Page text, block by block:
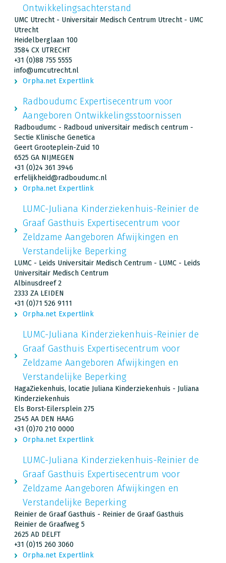
Ontwikkelingsachterstand
UMC Utrecht - Universitair Medisch Centrum Utrecht - UMC
Utrecht
Heidelberglaan 100
3584 CX UTRECHT
+31 (0)88 755 5555
info@umcutrecht.nl
Orpha.net Expertlink
Radboudumc Expertisecentrum voor
Aangeboren Ontwikkelingsstoornissen
Radboudumc - Radboud universitair medisch centrum -
Sectie Klinische Genetica
Geert Grooteplein-Zuid 10
6525 GA NIJMEGEN
+31 (0)24 361 3946
erfelijkheid@radboudumc.nl
Orpha.net Expertlink
LUMC-Juliana Kinderziekenhuis-Reinier de
Graaf Gasthuis Expertisecentrum voor
Zeldzame Aangeboren Afwijkingen en
Verstandelijke Beperking
LUMC - Leids Universitair Medisch Centrum - LUMC - Leids
Universitair Medisch Centrum
Albinusdreef 2
2333 ZA LEIDEN
+31 (0)71 526 9111
Orpha.net Expertlink
LUMC-Juliana Kinderziekenhuis-Reinier de
Graaf Gasthuis Expertisecentrum voor
Zeldzame Aangeboren Afwijkingen en
Verstandelijke Beperking
HagaZiekenhuis, locatie Juliana Kinderziekenhuis - Juliana
Kinderziekenhuis
Els Borst-Eilersplein 275
2545 AA DEN HAAG
+31 (0)70 210 0000
Orpha.net Expertlink
LUMC-Juliana Kinderziekenhuis-Reinier de
Graaf Gasthuis Expertisecentrum voor
Zeldzame Aangeboren Afwijkingen en
Verstandelijke Beperking
Reinier de Graaf Gasthuis - Reinier de Graaf Gasthuis
Reinier de Graafweg 5
2625 AD DELFT
+31 (0)15 260 3060
Orpha.net Expertlink